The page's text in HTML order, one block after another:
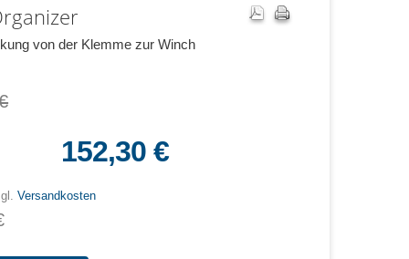
von der Klemme zur Winch
152,30 €
Versandkosten